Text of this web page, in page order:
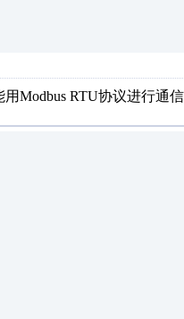
用Modbus RTU协议进行通